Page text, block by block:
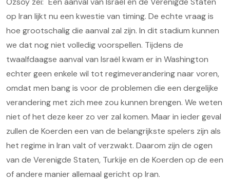
op Iran lijkt nu een kwestie van timing. De echte vraag is
hoe grootschalig die aanval zal zijn. In dit stadium kunnen
we dat nog niet volledig voorspellen. Tijdens de
twaalfdaagse aanval van Israël kwam er in Washington
echter geen enkele wil tot regimeverandering naar voren,
omdat men bang is voor de problemen die een dergelijke
verandering met zich mee zou kunnen brengen. We weten
niet of het deze keer zo ver zal komen. Maar in ieder geval
zullen de Koerden een van de belangrijkste spelers zijn als
het regime in Iran valt of verzwakt. Daarom zijn de ogen
van de Verenigde Staten, Turkije en de Koerden op de een
of andere manier allemaal gericht op Iran.